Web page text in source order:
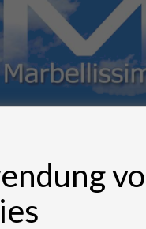
und häuser zum
© 2026. Alle Rechte